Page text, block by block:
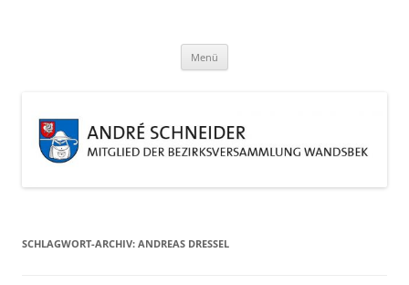
Menü
SCHLAGWORT-ARCHIV: ANDREAS DRESSEL